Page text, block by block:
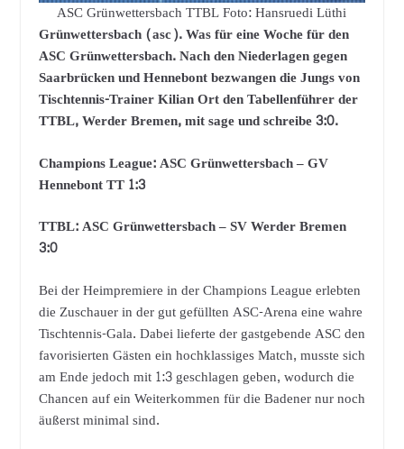
ASC Grünwettersbach TTBL Foto: Hansruedi Lüthi
Grünwettersbach (asc). Was für eine Woche für den
ASC Grünwettersbach. Nach den Niederlagen gegen
Saarbrücken und Hennebont bezwangen die Jungs von
Tischtennis-Trainer Kilian Ort den Tabellenführer der
TTBL, Werder Bremen, mit sage und schreibe 3:0.
Champions League: ASC Grünwettersbach – GV
Hennebont TT 1:3
TTBL: ASC Grünwettersbach – SV Werder Bremen
3:0
Bei der Heimpremiere in der Champions League erlebten
die Zuschauer in der gut gefüllten ASC-Arena eine wahre
Tischtennis-Gala. Dabei lieferte der gastgebende ASC den
favorisierten Gästen ein hochklassiges Match, musste sich
am Ende jedoch mit 1:3 geschlagen geben, wodurch die
Chancen auf ein Weiterkommen für die Badener nur noch
äußerst minimal sind.